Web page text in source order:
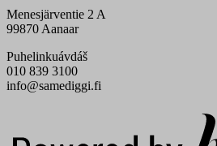
Menesjärventie 2 A
99870 Aanaar
Puhelinkuávdáš
010 839 3100
info@samediggi.fi